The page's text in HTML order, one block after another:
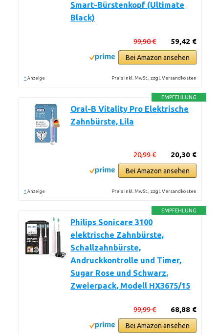
Smart-Bürstenkopf (Ultimate
Black)
59,42 €
99,90 €
Bei Amazon ansehen
* Anzeige Preis inkl. MwSt., zzgl. Versandkosten
EMPFEHLUNG
Oral-B Vitality Pro Elektrische
Zahnbürste, Lila
20,30 €
20,99 €
Bei Amazon ansehen
* Anzeige Preis inkl. MwSt., zzgl. Versandkosten
EMPFEHLUNG
Philips Sonicare 3100
elektrische Zahnbürste,
Schallzahnbürste,
Andruckkontrolle und Timer,
Sugar Rose und Schwarz,
Zweierpack, Modell HX3675/15
68,88 €
99,99 €
Bei Amazon ansehen